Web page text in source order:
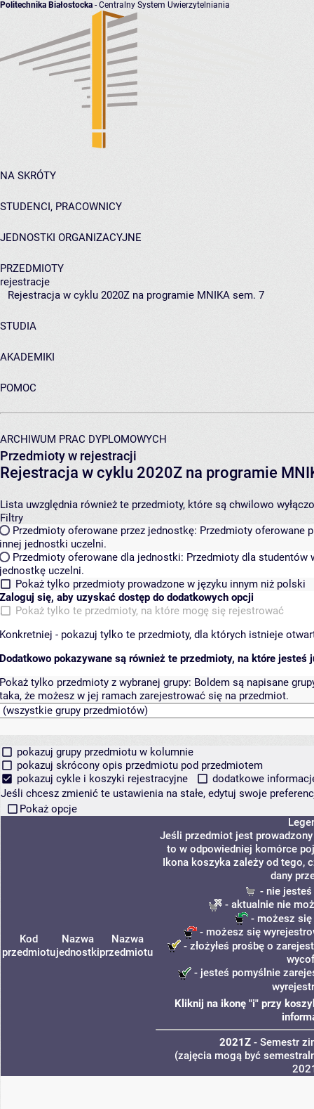
Politechnika Białostocka - Centralny System Uwierzytelniania
NA SKRÓTY
STUDENCI, PRACOWNICY
JEDNOSTKI ORGANIZACYJNE
PRZEDMIOTY
rejestracje
Rejestracja w cyklu 2020Z na programie MNIKA sem. 7
STUDIA
AKADEMIKI
POMOC
ARCHIWUM PRAC DYPLOMOWYCH
Przedmioty w rejestracji
Rejestracja w cyklu 2020Z na programie
Lista uwzględnia również te przedmioty, które są chwilowo
Filtry
Przedmioty oferowane przez jednostkę: Przedmioty oferowane
innej jednostki uczelni.
Przedmioty oferowane dla jednostki: Przedmioty dla studentów
jednostkę uczelni.
Pokaż tylko przedmioty prowadzone w języku innym niż polski
Zaloguj się, aby uzyskać dostęp do dodatkowych opcji
Pokaż tylko te przedmioty, na które mogę się rejestrować
Konkretniej - pokazuj tylko te przedmioty, dla których istnieje
Dodatkowo pokazywane są również te przedmioty, na które jesteś
Pokaż tylko przedmioty z wybranej grupy: Boldem są napisane
taka, że możesz w jej ramach zarejestrować się na przedmiot.
pokazuj grupy przedmiotu w kolumnie
pokazuj skrócony opis przedmiotu pod przedmiotem
pokazuj cykle i koszyki rejestracyjne
dodatkowe
Jeśli chcesz zmienić te ustawienia na stałe, edytuj swoje
Pokaż opcje
Kod
przedmiotu
Nazwa
jednostki
Nazwa
przedmiotu
Jeśli przedmiot jest
to w odpowiedniej komórce
Ikona koszyka zależy od tego,
dany
- nie
- aktualnie nie
- możesz się
- możesz się
- złożyłeś prośbę o
- jesteś pomyślnie
Kliknij na ikonę "i" przy
2021Z - Semestr
(zajęcia mogą być